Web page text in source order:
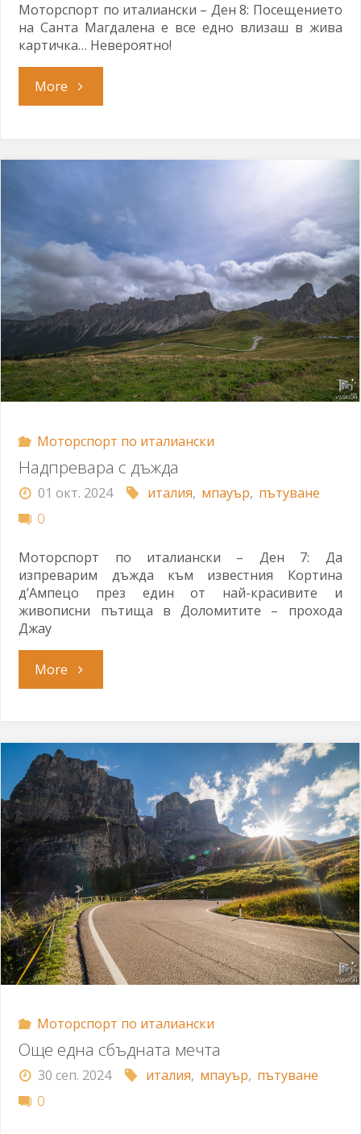
Моторспорт по италиански – Ден 8: Посещението
на Санта Магдалена е все едно влизаш в жива
картичка… Невероятно!
More"Черешката
тортата"
Моторспорт по италиански
Надпревара с дъжда
01 окт. 2024 италия, мпауър, пътуване
0
Моторспорт по италиански – Ден 7: Да
изпреварим дъжда към известния Кортина
д’Ампецо през един от най-красивите и
живописни пътища в Доломитите – прохода
Джау
More"Надпревара
дъжда"
Моторспорт по италиански
Още една сбъдната мечта
30 сеп. 2024 италия, мпауър, пътуване
0